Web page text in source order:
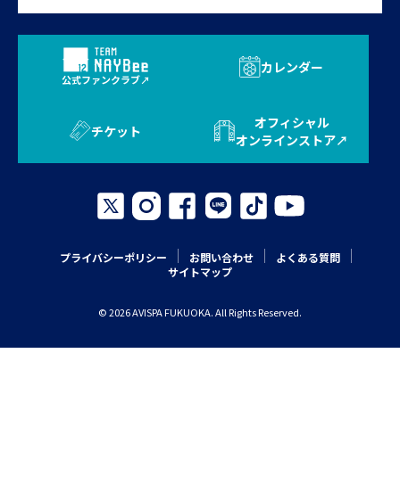
公式ファンクラブ
カレンダー
チケット
オフィシャル
オンラインストア
プライバシーポリシー お問い合わせ
よくある質問
サイトマップ
© 2026 AVISPA FUKUOKA. All Rights Reserved.